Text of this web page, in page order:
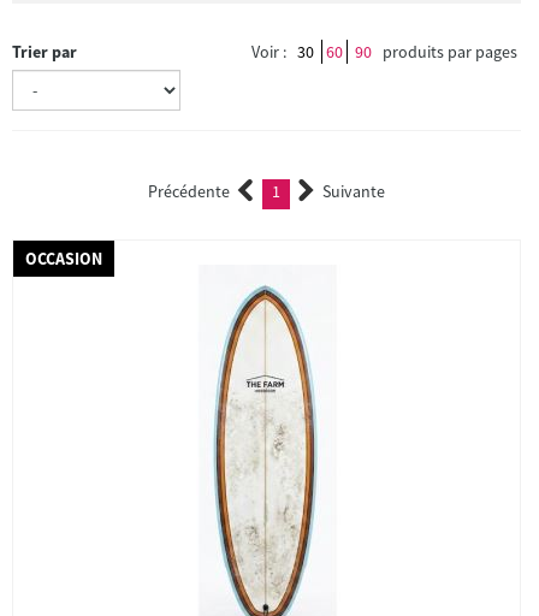
Trier par Voir : 30 60 90 produits par pages
Précédente 1 (current)Suivante
OCCASION